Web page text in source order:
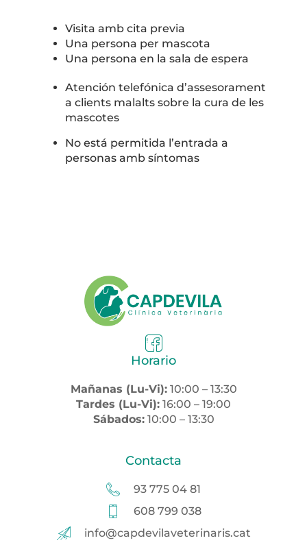
Visita amb cita previa
Una persona per mascota
Una persona en la sala de espera
Atención telefónica d’assesorament
a clients malalts sobre la cura de les
mascotes
No está permitida l’entrada a
personas amb síntomas
Horario
Mañanas (Lu-Vi):10:00 – 13:30
Tardes (Lu-Vi): 16:00 – 19:00
Sábados:10:00 – 13:30
Contacta
93 775 04 81
608 799 038
info@capdevilaveterinaris.cat